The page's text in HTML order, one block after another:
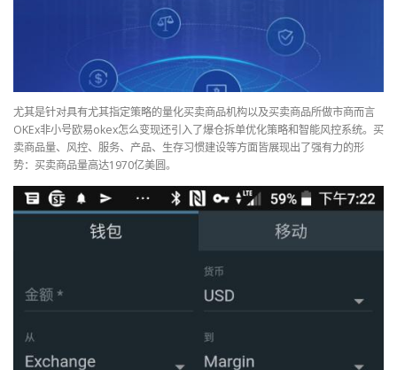
尤其是针对具有尤其指定策略的量化买卖商品机构以及买卖商品所做市商而言
OKEx非小号欧易okex怎么变现还引入了爆仓拆单优化策略和智能风控系统。买
卖商品量、风控、服务、产品、生存习惯建设等方面皆展现出了强有力的形
势：买卖商品量高达1970亿美圆。